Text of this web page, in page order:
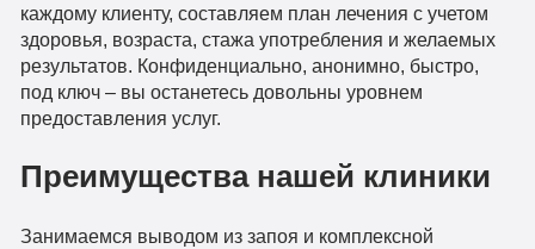
каждому клиенту, составляем план лечения с учетом
здоровья, возраста, стажа употребления и желаемых
результатов. Конфиденциально, анонимно, быстро,
под ключ – вы останетесь довольны уровнем
предоставления услуг.
Преимущества нашей клиники
Занимаемся выводом из запоя и комплексной